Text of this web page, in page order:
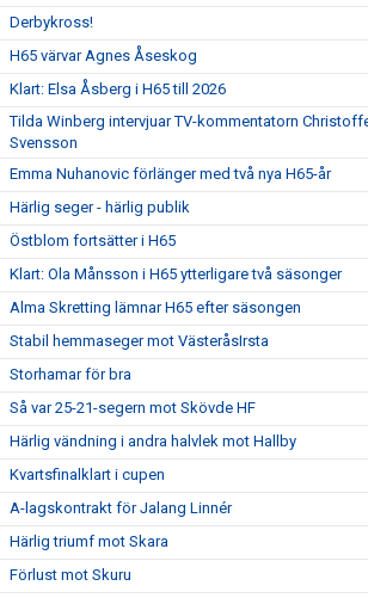
Derbykross!
H65 värvar Agnes Åseskog
Klart: Elsa Åsberg i H65 till 2026
Tilda Winberg intervjuar TV-kommentatorn
Svensson
Emma Nuhanovic förlänger med två nya H65-år
Härlig seger - härlig publik
Östblom fortsätter i H65
Klart: Ola Månsson i H65 ytterligare två säsonger
Alma Skretting lämnar H65 efter säsongen
Stabil hemmaseger mot VästeråsIrsta
Storhamar för bra
Så var 25-21-segern mot Skövde HF
Härlig vändning i andra halvlek mot Hallby
Kvartsfinalklart i cupen
A-lagskontrakt för Jalang Linnér
Härlig triumf mot Skara
Förlust mot Skuru